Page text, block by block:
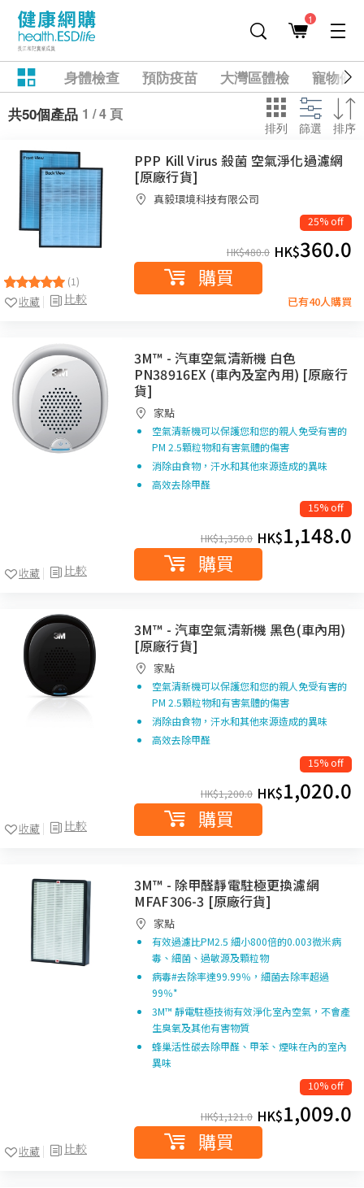
1
身體檢查 預防疫苗 大灣區體檢
寵物健
共50個產品 1 / 4 頁
排列 篩選 排序
(1)
比較
收藏
PPP Kill Virus 殺菌 空氣淨化過濾網
[原廠行貨]
真毅環境科技有限公司
25% off
HK$480.0 HK$360.0
購買
已有40人購買
比較
收藏
3M™ - 汽車空氣清新機 白色
PN38916EX (車內及室內用) [原廠行
貨]
家點
空氣清新機可以保護您和您的親人免受有害的
PM 2.5顆粒物和有害氣體的傷害
消除由食物，汗水和其他來源造成的異味
高效去除甲醛
15% off
HK$1,350.0 HK$1,148.0
購買
比較
收藏
3M™ - 汽車空氣清新機 黑色(車內用)
[原廠行貨]
家點
空氣清新機可以保護您和您的親人免受有害的
PM 2.5顆粒物和有害氣體的傷害
消除由食物，汗水和其他來源造成的異味
高效去除甲醛
15% off
HK$1,200.0 HK$1,020.0
購買
比較
收藏
3M™ - 除甲醛靜電駐極更換濾網
MFAF306-3 [原廠行貨]
家點
有效過濾比PM2.5 細小800倍的0.003微米病
毒、細菌、過敏源及顆粒物
病毒#去除率達99.99％，細菌去除率超過
99％*
3M™ 靜電駐極技術有效淨化室內空氣，不會產
生臭氧及其他有害物質
蜂巢活性碳去除甲醛、甲苯、煙味在內的室內
異味
10% off
HK$1,121.0 HK$1,009.0
購買